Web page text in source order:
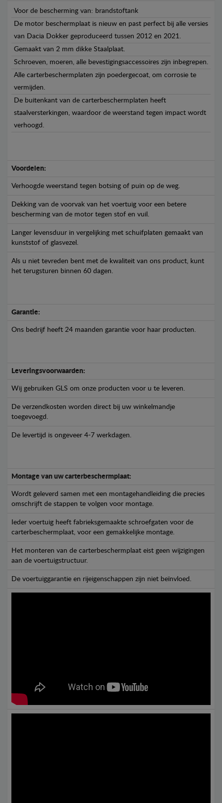
Voor de bescherming van: brandstoftank
De motor beschermplaat is nieuw en past perfect bij alle versies
van Dacia Dokker geproduceerd tussen 2012 en 2021.
Gemaakt van 2 mm dikke Staalplaat.
Schroeven, moeren, alle bevestigingsaccessoires zijn inbegrepen.
Alle carterbeschermplaten zijn poedergecoat, om corrosie te
vermijden.
De buitenkant van de carterbeschermplaten heeft
staalversterkingen, waardoor de weerstand tegen impact wordt
verhoogd.
Voordelen:
Verhoogde weerstand tegen botsing of puin op de weg.
Dekking van de voorvak van het voertuig voor een betere
bescherming van de motor tegen stof en vuil.
Langer levensduur in vergelijking met schuifplaten gemaakt van
kunststof of glasvezel.
Als u niet tevreden bent met de kwaliteit van ons product, kunt
het terugsturen binnen 60 dagen.
Garantie:
Ons bedrijf heeft 24 maanden garantie voor haar producten.
Leveringsvoorwaarden:
Wij gebruiken GLS om onze producten voor u te leveren.
De verzendkosten worden direct bij uw winkelmandje
toegevoegd.
De levertijd is ongeveer 4-7 werkdagen.
Montage van uw carterbeschermplaat:
Wordt geleverd samen met een montagehandleiding die precies
omschrijft de stappen te volgen voor montage.
Ieder voertuig heeft fabrieksgemaakte schroefgaten voor de
carterbeschermplaat, voor een gemakkelijke montage.
Het monteren van de carterbeschermplaat eist geen wijzigingen
aan de voertuigstructuur.
De voertuiggarantie en rijeigenschappen zijn niet beïnvloed.